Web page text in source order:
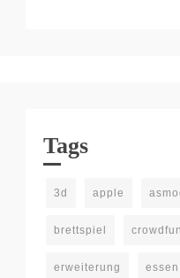
Tags
3d apple
brettspiel
erweiterung essen